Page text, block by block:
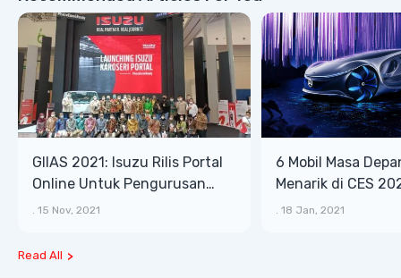
GIIAS 2021: Isuzu Rilis Portal
Online Untuk Pengurusan
Karoseri yang Lebih Mudah
15 Nov, 2021
6 Mobil Masa
Menarik di CES
18 Jan, 2021
Read All